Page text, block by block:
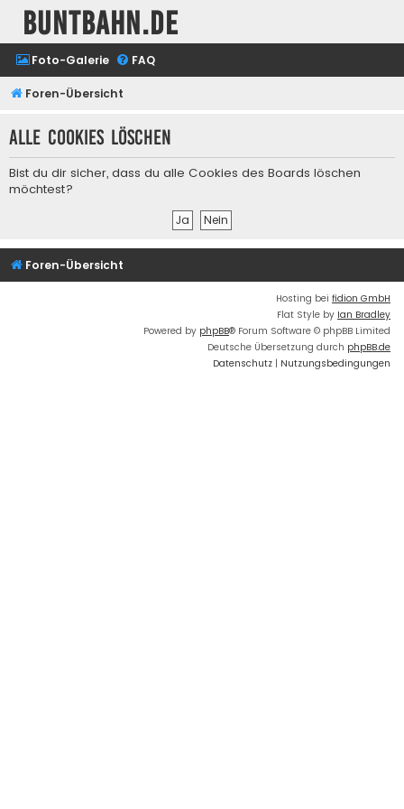
buntbahn.de
Foto-Galerie FAQ
Foren-Übersicht
Alle Cookies löschen
Bist du dir sicher, dass du alle Cookies des Boards löschen
möchtest?
Foren-Übersicht
Hosting bei fidion GmbH
Flat Style by Ian Bradley
Powered by phpBB® Forum Software © phpBB Limited
Deutsche Übersetzung durch phpBB.de
Datenschutz | Nutzungsbedingungen